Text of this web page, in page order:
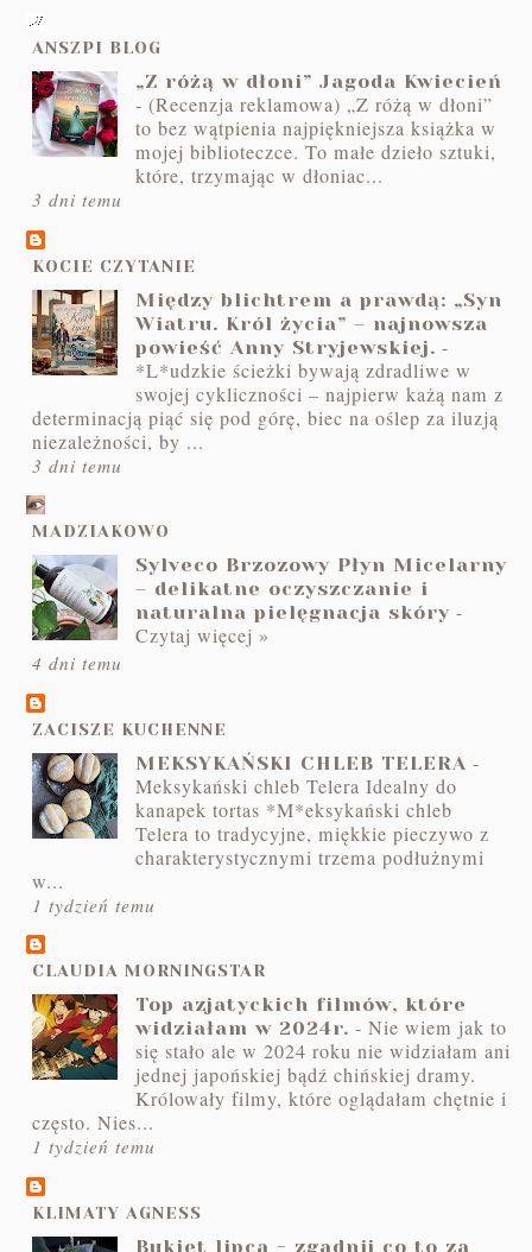
ANSZPI BLOG
„Z różą w dłoni” Jagoda Kwiecień
-(Recenzja reklamowa) „Z różą w dłoni”
to bez wątpienia najpiękniejsza książka w
mojej biblioteczce. To małe dzieło sztuki,
które, trzymając w dłoniac...
3 dni temu
KOCIE CZYTANIE
Między blichtrem a prawdą: „Syn
Wiatru. Król życia” – najnowsza
powieść Anny Stryjewskiej. -
*L*udzkie ścieżki bywają zdradliwe w
swojej cykliczności – najpierw każą nam z
determinacją piąć się pod górę, biec na oślep za iluzją
niezależności, by ...
3 dni temu
MADZIAKOWO
Sylveco Brzozowy Płyn Micelarny
– delikatne oczyszczanie i
naturalna pielęgnacja skóry -
Czytaj więcej »
4 dni temu
ZACISZE KUCHENNE
MEKSYKAŃSKI CHLEB TELERA -
Meksykański chleb Telera Idealny do
kanapek tortas *M*eksykański chleb
Telera to tradycyjne, miękkie pieczywo z
charakterystycznymi trzema podłużnymi
w...
1 tydzień temu
CLAUDIA MORNINGSTAR
Top azjatyckich filmów, które
widziałam w 2024r. -Nie wiem jak to
się stało ale w 2024 roku nie widziałam ani
jednej japońskiej bądź chińskiej dramy.
Królowały filmy, które oglądałam chętnie i
często. Nies...
1 tydzień temu
KLIMATY AGNESS
Bukiet lipca - zgadnij co to za